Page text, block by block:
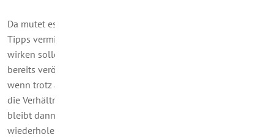
Da mutet es ja vielleicht schon aberwitzig an, überhaupt noch
Tipps vermitteln zu wollen, die dem Klimawandel entgegen
wirken sollen. Und Ihr Eindruck, dass wir manchen Tipp
bereits veröffentlicht haben, trügt nichts. Aber – siehe oben –
wenn trotz aller Warnungen und Empfehlungen und Tipps
die Verhältnisse nicht besser, sondern schlechter werden, was
bleibt dann, außer: Informationen und Vorschläge notfalls
wiederholen. Und wie es aussieht, ist die Not bereits der Fall!